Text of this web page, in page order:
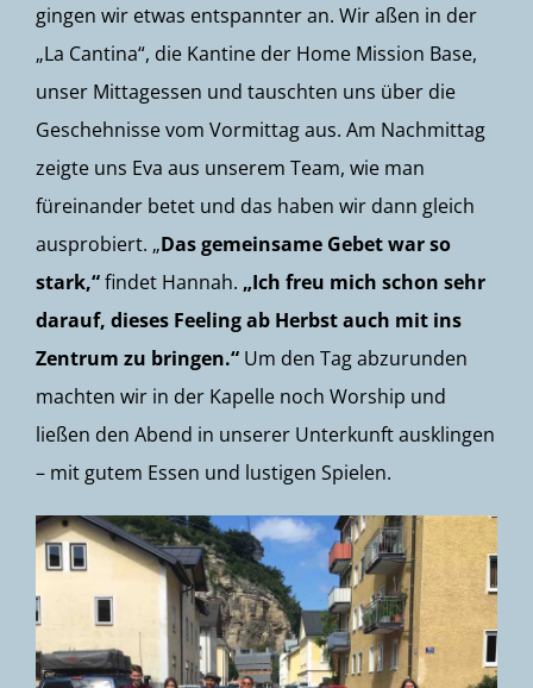
gingen wir etwas entspannter an. Wir aßen in der
„La Cantina“, die Kantine der Home Mission Base,
unser Mittagessen und tauschten uns über die
Geschehnisse vom Vormittag aus. Am Nachmittag
zeigte uns Eva aus unserem Team, wie man
füreinander betet und das haben wir dann gleich
ausprobiert. „Das gemeinsame Gebet war so
stark,“findet Hannah. „Ich freu mich schon sehr
darauf, dieses Feeling ab Herbst auch mit ins
Zentrum zu bringen.“ Um den Tag abzurunden
machten wir in der Kapelle noch Worship und
ließen den Abend in unserer Unterkunft ausklingen
– mit gutem Essen und lustigen Spielen.